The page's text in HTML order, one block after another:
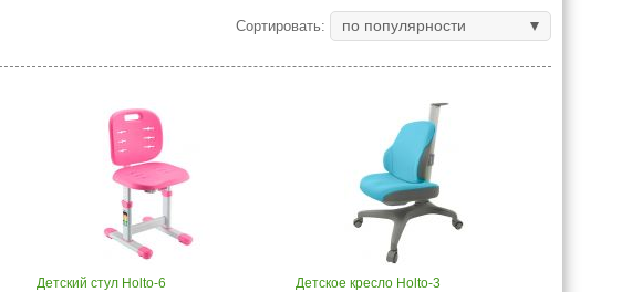
Сортировать: по популярности
Детский стул Holto-6 Детское кресло Holto-3